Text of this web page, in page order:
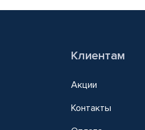
Клиентам
Акции
Контакты